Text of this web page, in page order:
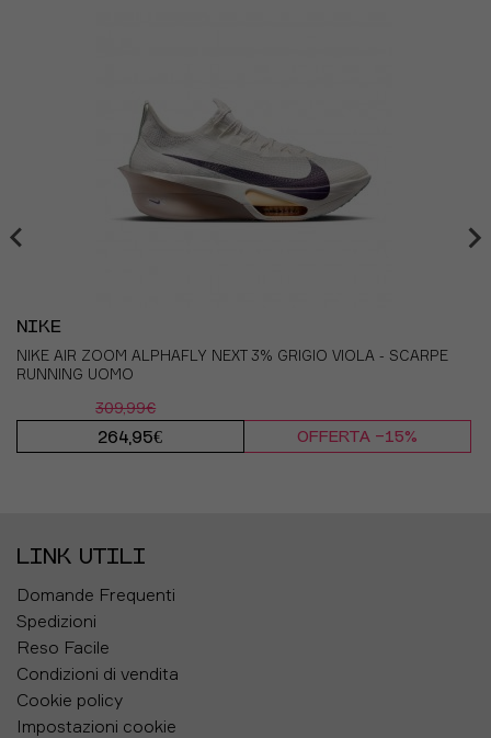
NIKE
NIKE AIR ZOOM ALPHAFLY NEXT 3% GRIGIO VIOLA - SCARPE
RUNNING UOMO
309,99€
264,95€ OFFERTA -15%
LINK UTILI
Domande Frequenti
Spedizioni
Reso Facile
Condizioni di vendita
Cookie policy
Impostazioni cookie